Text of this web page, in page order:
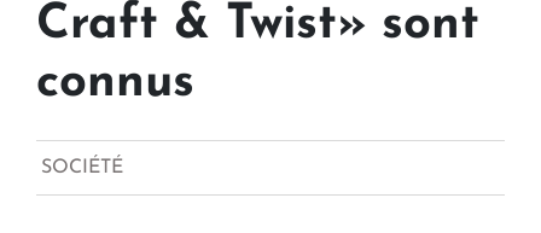
Craft & Twist» sont
connus
SOCIÉTÉ